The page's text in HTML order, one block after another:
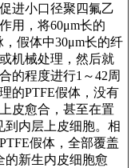
进小口径聚四氟乙
用，将60μm长的
假体中30μm长的纤
机械处理，然后就
的程度进行1～42周
的PTFE假体，没有
皮愈合，甚至在置
到内层上皮细胞。相
假体，全部覆盖
的新生内皮细胞愈